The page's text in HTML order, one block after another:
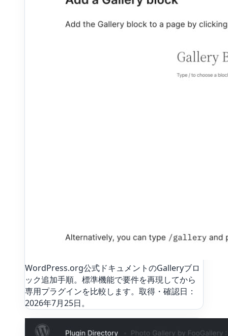
WordPress.org公式ドキュメントのGalleryブロ
ック追加手順。標準機能で要件を再現してから
専用プラグインを比較します。取得・確認日：
2026年7月25日。